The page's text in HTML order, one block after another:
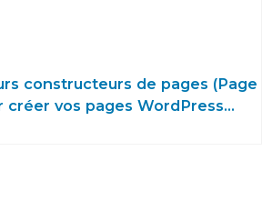
constructeurs de pages (Page
créer vos pages WordPress